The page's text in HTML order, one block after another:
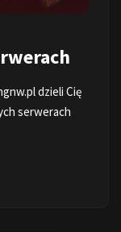
dzieli Cię
serwerach